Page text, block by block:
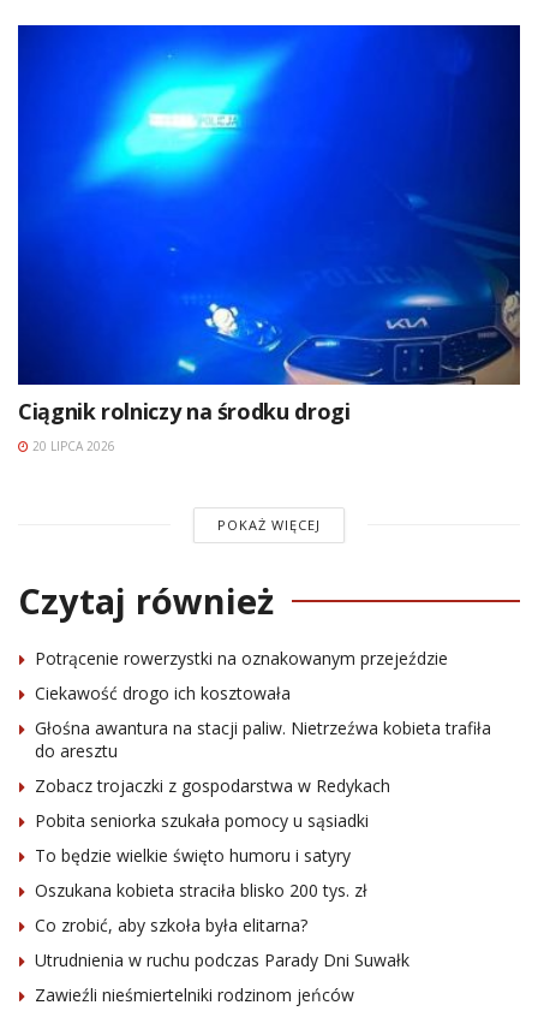
Ciągnik rolniczy na środku drogi
20 LIPCA 2026
POKAŻ WIĘCEJ
Czytaj również
Potrącenie rowerzystki na oznakowanym przejeździe
Ciekawość drogo ich kosztowała
Głośna awantura na stacji paliw. Nietrzeźwa kobieta trafiła
do aresztu
Zobacz trojaczki z gospodarstwa w Redykach
Pobita seniorka szukała pomocy u sąsiadki
To będzie wielkie święto humoru i satyry
Oszukana kobieta straciła blisko 200 tys. zł
Co zrobić, aby szkoła była elitarna?
Utrudnienia w ruchu podczas Parady Dni Suwałk
Zawieźli nieśmiertelniki rodzinom jeńców